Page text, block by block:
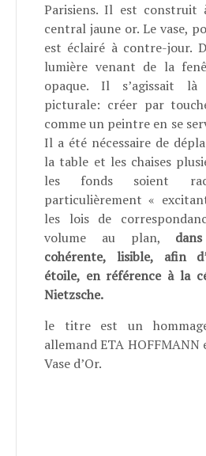
Parisiens. Il est
central jaune or. Le vase,
est éclairé à contre-jour.
lumière venant de la
opaque. Il s’agissait là
picturale: créer par
comme un peintre en se
Il a été nécessaire de
la table et les chaises
les fonds soient
particulièrement «
les lois de
volume au plan,
cohérente, lisible, afin
étoile, en référence à la
Nietzsche.
le titre est un
allemand ETA
Vase d’Or.